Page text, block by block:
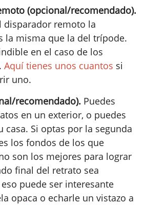
(opcional/recomendado).
disparador remoto la
la misma que la del trípode.
en el caso de los
Aquí tienes unos cuantos si
uno.
recomendado). Puedes
en un exterior, o puedes
casa. Si optas por la segunda
los fondos de los que
son los mejores para lograr
final del retrato sea
puede ser interesante
opaca o echarle un vistazo a